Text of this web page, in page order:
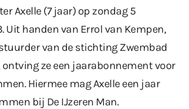
Axelle (7 jaar) op zondag 5
Uit handen van Errol van Kempen,
van de stichting Zwembad
ontving ze een jaarabonnement voor
Hiermee mag Axelle een jaar
bij De IJzeren Man.